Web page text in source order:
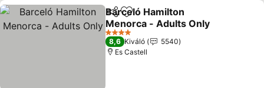
Megosztás
Hozzáadás a kedvencekhez
Barceló Hamilton
Menorca - Adults Only
4 Kategória
8,6 Kiváló
5540
Es Castell